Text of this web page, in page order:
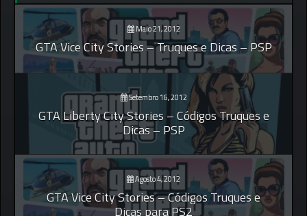
Maio 21, 2012
GTA Vice City Stories – Truques e Dicas – PSP
Setembro 16, 2012
GTA Liberty City Stories – Códigos Truques e
Dicas – PSP
Agosto 4, 2012
GTA Vice City Stories – Códigos Truques e
Dicas para PS2